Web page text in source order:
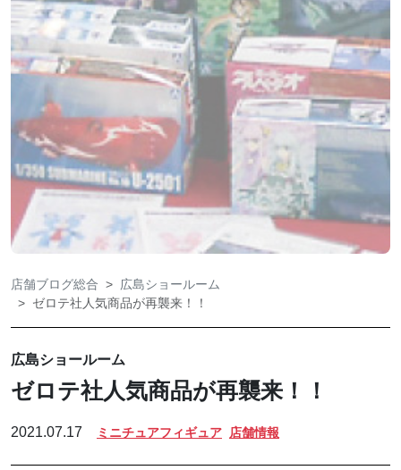
店舗ブログ総合
広島ショールーム
ゼロテ社人気商品が再襲来！！
広島ショールーム
ゼロテ社人気商品が再襲来！！
2021.07.17 ミニチュアフィギュア 店舗情報